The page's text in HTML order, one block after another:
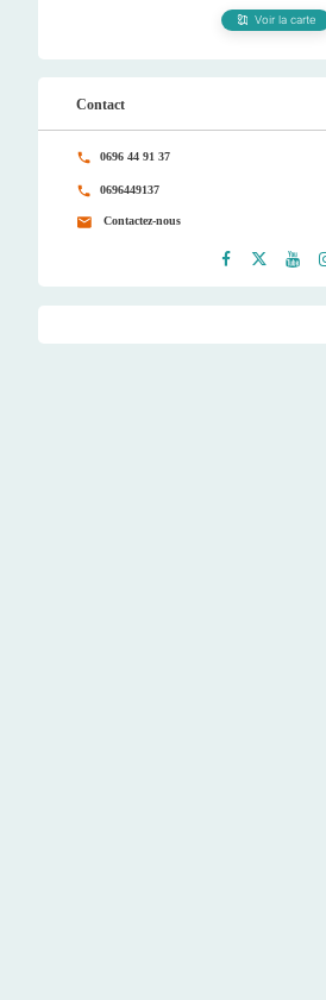
Voir la carte
Contact
0696 44 91 37
0696449137
Contactez-nous